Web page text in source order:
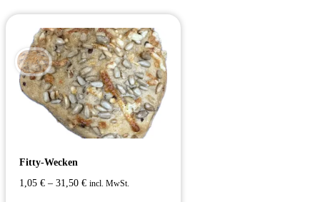
Fitty-Wecken
1,05 € – 31,50 € incl. MwSt.